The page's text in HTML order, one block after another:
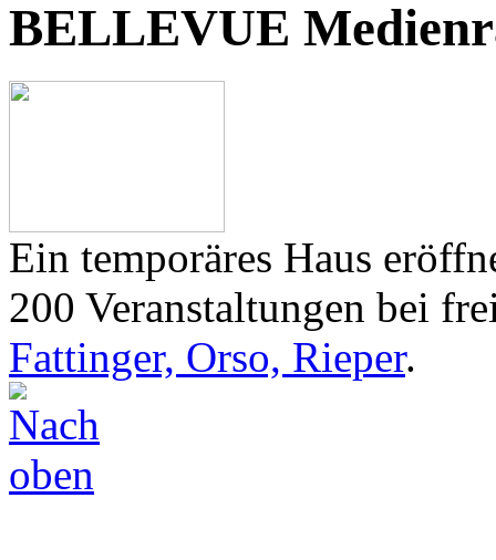
BELLEVUE
Ein temporäres Haus
200 Veranstaltungen bei
Fattinger, Orso, Rieper.